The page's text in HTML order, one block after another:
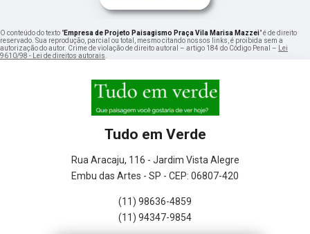
O conteúdo do texto "Empresa de Projeto Paisagismo Praça Vila Marisa Mazzei" é de direito
reservado. Sua reprodução, parcial ou total, mesmo citando nossos links, é proibida sem a
autorização do autor. Crime de violação de direito autoral – artigo 184 do Código Penal –
Lei
9610/98 - Lei de direitos autorais
Tudo em Verde
Rua Aracaju, 116 - Jardim Vista Alegre
Embu das Artes - SP - CEP: 06807-420
(11) 98636-4859
(11) 94347-9854